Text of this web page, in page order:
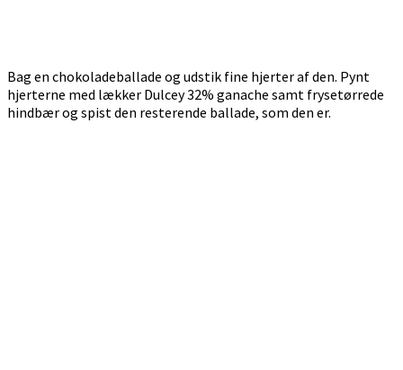
Bag en chokoladeballade og udstik fine hjerter af den. Pynt
hjerterne med lækker Dulcey 32% ganache samt frysetørrede
hindbær og spist den resterende ballade, som den er.